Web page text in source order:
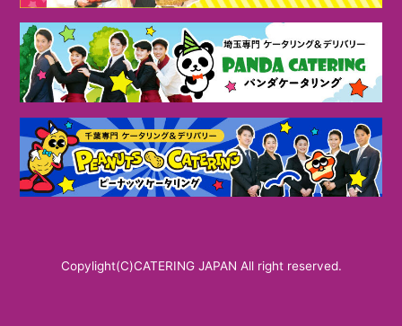
Copylight(C)CATERING JAPAN All right reserved.